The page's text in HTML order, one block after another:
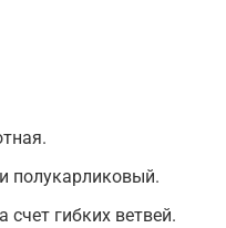
полукарликовый.
гибких ветвей.